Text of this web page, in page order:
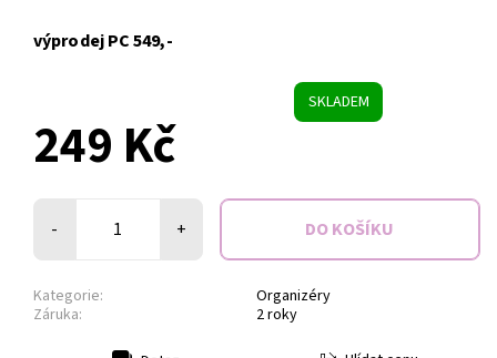
výprodej PC 549,-
SKLADEM
249 Kč
- +
Kategorie:
Organizéry
Záruka:
2 roky